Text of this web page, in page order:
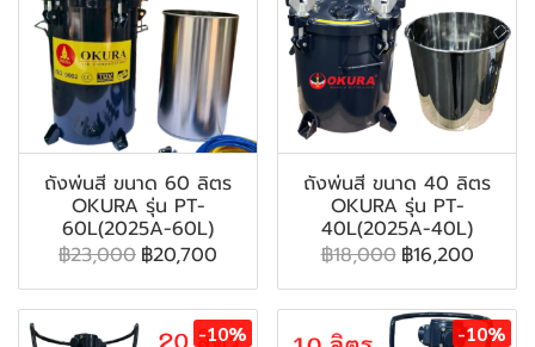
ถังพ่นสี ขนาด 60 ลิตร
OKURA รุ่น PT-
60L(2025A-60L)
฿23,000 ฿20,700
ถังพ่นสี ขนาด 40 ลิตร
OKURA รุ่น PT-
40L(2025A-40L)
฿18,000 ฿16,200
-10% -10%